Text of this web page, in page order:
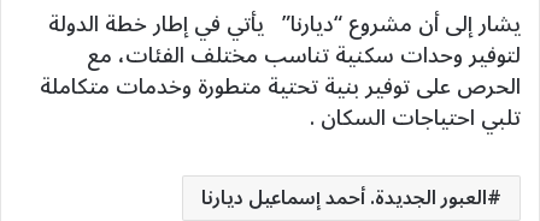
يشار إلى أن مشروع “ديارنا” يأتي في إطار خطة الدولة
لتوفير وحدات سكنية تناسب مختلف الفئات، مع
الحرص على توفير بنية تحتية متطورة وخدمات متكاملة
تلبي احتياجات السكان .
العبور الجديدة. أحمد إسماعيل ديارنا